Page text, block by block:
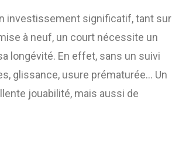
investissement significatif, tant sur
à neuf, un court nécessite un
longévité. En effet, sans un suivi
glissance, usure prématurée… Un
jouabilité, mais aussi de